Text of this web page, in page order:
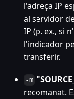
l'adreça IP
al servidor
IP (p. ex., si
l'indicador
transferir.
-m
recomanat.